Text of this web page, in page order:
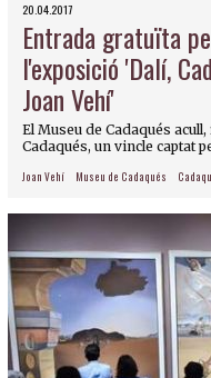
20.04.2017
Entrada gratuïta
l'exposició 'Dalí,
Joan Vehí'
El Museu de Cadaqués
Cadaqués, un vincle captat
Joan Vehí Museu de Cadaqués